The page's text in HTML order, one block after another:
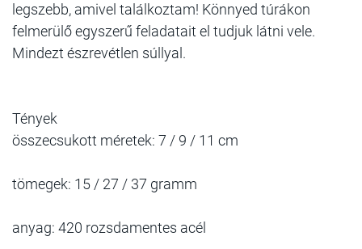
legszebb, amivel találkoztam! Könnyed túrákon
felmerülő egyszerű feladatait el tudjuk látni vele.
Mindezt észrevétlen súllyal.
Tények
összecsukott méretek: 7 / 9 / 11 cm
tömegek: 15 / 27 / 37 gramm
anyag: 420 rozsdamentes acél